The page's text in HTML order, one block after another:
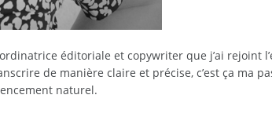
éditoriale et copywriter que j’ai rejoint
de manière claire et précise, c’est ça ma
naturel.